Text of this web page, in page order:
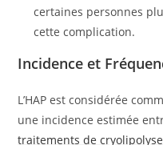
certaines personnes
cette complication.
Incidence et
L’HAP est considérée
une incidence estimée
traitements de cryolipolyse